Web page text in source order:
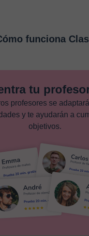
funciona
tu
profesores se
y te ayudarán a
objetivos.